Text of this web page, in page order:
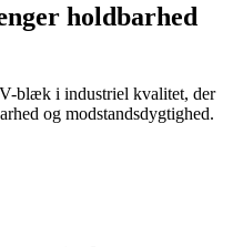
holdbarhed
blæk i industriel kvalitet, der
og modstandsdygtighed.